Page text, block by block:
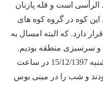
است و قله پازنان
این کوه در گروه کوه های
دارد. که البته امسال به
و سرسبزی منطقه بودیم.
کوهنوردان طبیعت دوست روزچهارشنبه 15/12/1397 در ساعت
و شب را در مینی بوس